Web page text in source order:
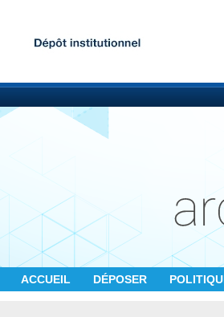
ACCUEIL DÉPOSER